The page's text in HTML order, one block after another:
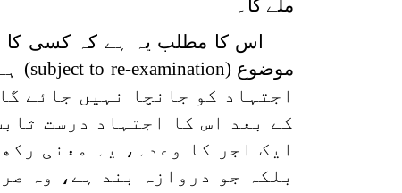
ملے گا۔
اس کا مطلب یہ ہے کہ کسی کا
موضوع (subject to re-examination)
اجتہاد کو جانچا نہیں جائے
کے بعد اس کا اجتہاد درست
ایک اجر کا وعدہ، یہ معنی
بلکہ جو دروازہ بند ہے، وہ